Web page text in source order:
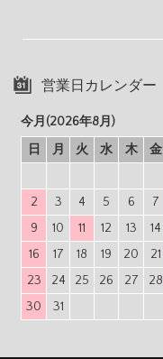
営業日カレンダー
今月(2026年8月)
日
月 火 水 木 金
2
3 4 5 6 7
9
10 11 12 13 14
16
17 18 19 20 21
23
24 25 26 27 28
30
31